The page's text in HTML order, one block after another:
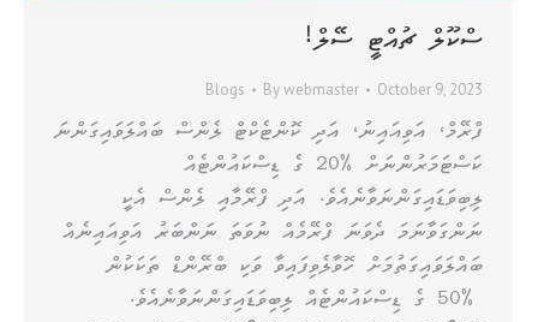
ސްކޫލް ޗުއްޓީ ސޭލް!
Blogs Bywebmaster October 9, 2023
ފްރޭމް، އަވިއައިނު، އަދި ކޮންޓެކްޓް ލެންސް ބައްލަވައިގަންނަ
ކަސްޓަމަރުންނަށް %20 ގެ ޑިސްކައުންޓެއް
ލިބިވަޑައިގަންނަވާނެއެވެ. އަދި ފްރޭމާއި ލެންސް އެކީ
ނަންގަވާނަމަ ދެވަނަ ފްރޭމެއް ނުވަތަ ނަންބަރު އަވިއައިނެއް
ބައްލަވައިގަތުމަށް ހޮވާލެވިފައިވާ ވަކި ބްރޭންޑް ތަކަކުން
%50 ގެ ޑިސްކައުންޓެއް ލިބިވަޑައިގަންނަވާނެއެވެ.